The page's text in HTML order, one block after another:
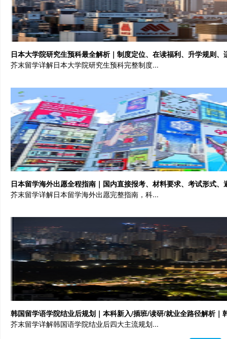
日本大学院研究生预科最全解析｜制度定位、在读福利、升学规则、
芥末留学详解日本大学院研究生预科完整制度...
日本留学海外出愿全程指南｜国内直接报考、材料要求、考试形式、
芥末留学详解日本留学海外出愿完整指南，科...
韩国留学语学院结业后规划｜本科新入/插班/读研/就业全路径解析｜
芥末留学详解韩国语学院结业后四大主流规划...